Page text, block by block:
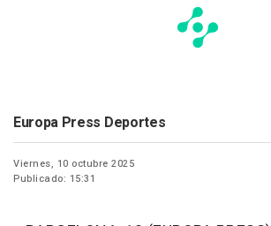
Europa Press Deportes
Viernes, 10 octubre 2025
Publicado: 15:31